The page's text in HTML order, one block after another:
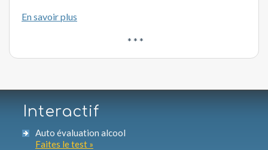
En savoir plus
* * *
Interactif
Auto évaluation alcool
Faites le test »